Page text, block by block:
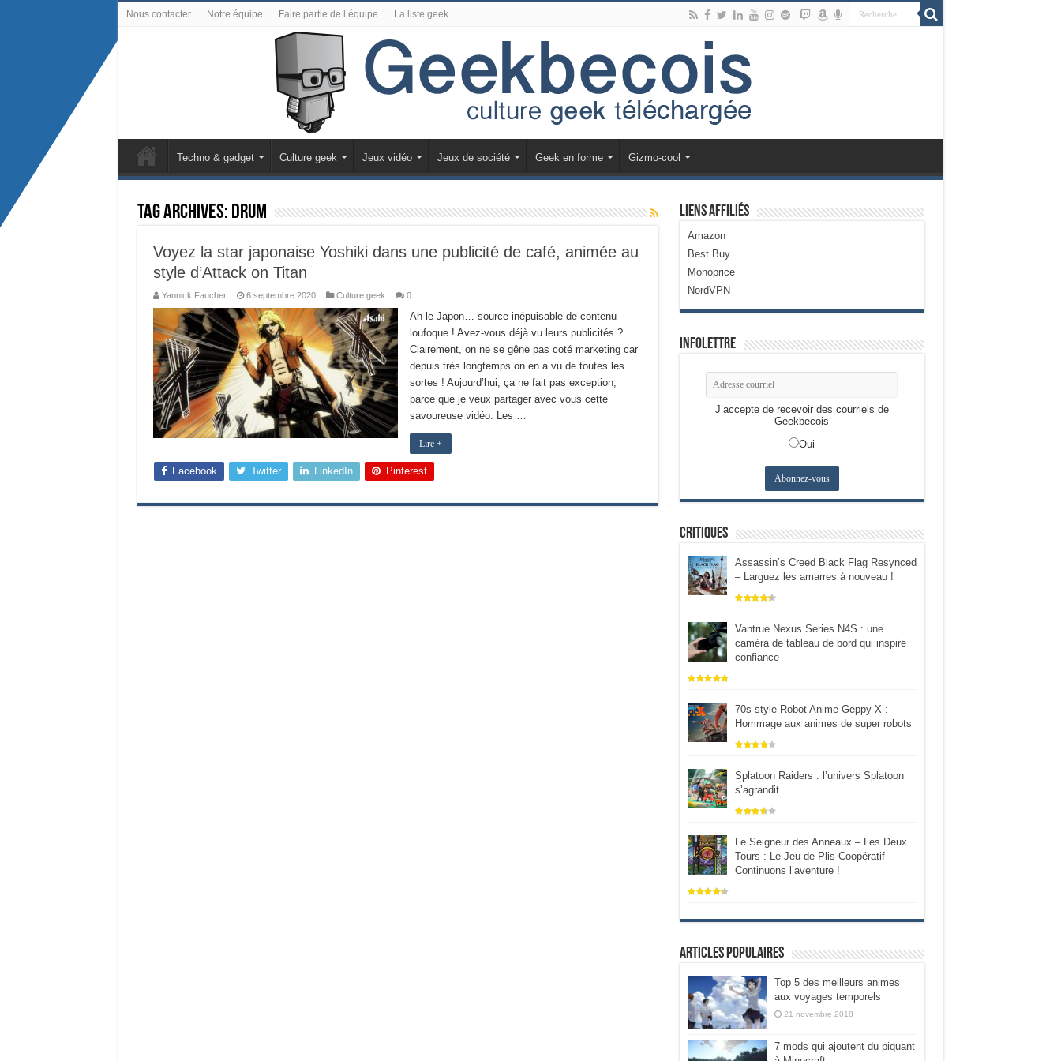
Nous contacter Notre équipe Faire partie de l’équipe La liste geek
Techno & gadget Culture geek Jeux vidéo Jeux de société Geek en forme Gizmo-cool
Tag Archives: drum
Voyez la star japonaise Yoshiki dans une publicité de café, animée au
style d’Attack on Titan
Yannick Faucher 6 septembre 2020 Culture geek 0
Ah le Japon… source inépuisable de contenu
loufoque ! Avez-vous déjà vu leurs publicités ?
Clairement, on ne se gêne pas coté marketing car
depuis très longtemps on en a vu de toutes les
sortes ! Aujourd’hui, ça ne fait pas exception,
parce que je veux partager avec vous cette
savoureuse vidéo. Les …
Lire +
Facebook Twitter LinkedIn Pinterest
Liens Affiliés
Amazon
Best Buy
Monoprice
NordVPN
Infolettre
J’accepte de recevoir des courriels de
Geekbecois
Oui
Critiques
Assassin’s Creed Black Flag Resynced
– Larguez les amarres à nouveau !
Vantrue Nexus Series N4S : une
caméra de tableau de bord qui inspire
confiance
70s-style Robot Anime Geppy-X :
Hommage aux animes de super robots
Splatoon Raiders : l’univers Splatoon
s’agrandit
Le Seigneur des Anneaux – Les Deux
Tours : Le Jeu de Plis Coopératif –
Continuons l’aventure !
Articles populaires
Top 5 des meilleurs animes
aux voyages temporels
21 novembre 2018
7 mods qui ajoutent du piquant